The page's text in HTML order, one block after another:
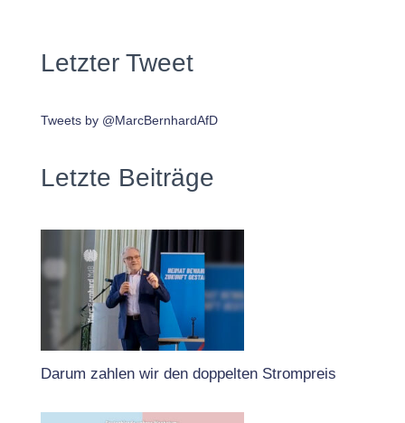
Letzter Tweet
Tweets by @MarcBernhardAfD
Letzte Beiträge
Darum zahlen wir den doppelten Strompreis